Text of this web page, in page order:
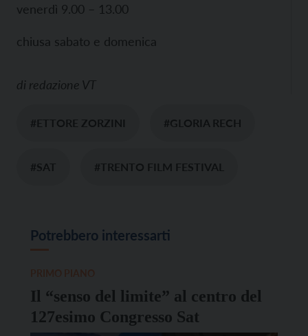
venerdì 9.00 – 13.00
chiusa sabato e domenica
di redazione VT
#ETTORE ZORZINI #GLORIA RECH
#SAT #TRENTO FILM FESTIVAL
Potrebbero interessarti
Il “senso del limite” al centro del
127esimo Congresso Sat